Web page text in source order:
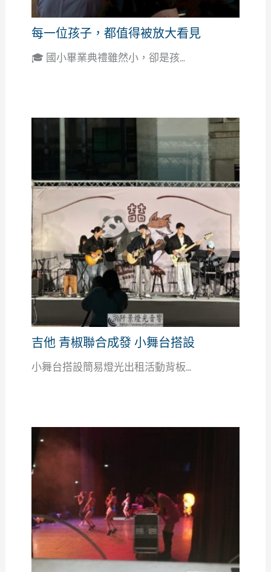
每一位孩子，都值得被放大看見
🎓 國小畢業典禮雖然小，卻是孩...
吉他 青椒聯合成發 小舞台搭設
小舞台搭設簡易燈光出租活動背板...